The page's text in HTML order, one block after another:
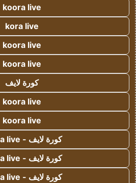
koora live
kora live
koora live
koora live
كورة لايف
koora live
koora live
كورة لايف - koora live
كورة لايف - koora live
كورة لايف - koora live